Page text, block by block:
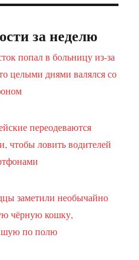
за неделю
попал в больницу из-за
целыми днями валялся со
переодеваются
чтобы ловить водителей
заметили необычайно
чёрную кошку,
по полю